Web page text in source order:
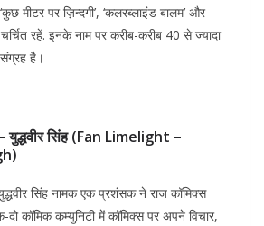
मीटर पर ज़िन्दगी’, ‘कलरब्लाइंड बालम’ और
रहें. इनके नाम पर करीब-करीब 40 से ज्यादा
है।
युद्धवीर सिंह (Fan Limelight –
सिंह नामक एक प्रशंसक ने राज कॉमिक्स
कॉमिक कम्युनिटी में कॉमिक्स पर अपने विचार,